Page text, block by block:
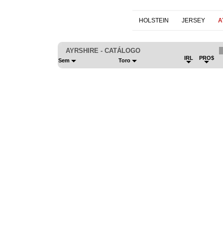
HOLSTEIN JERSEY
AYRSHIRE - CATÁLOGO
Sem Toro IRL PRO$